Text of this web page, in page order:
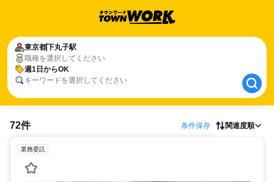
東京都下丸子駅
職種を選択してください
週1日からOK
キーワードを選択してください
東京都下丸子駅
週1日からOK
72件 条件保存 関連度順
業務委託